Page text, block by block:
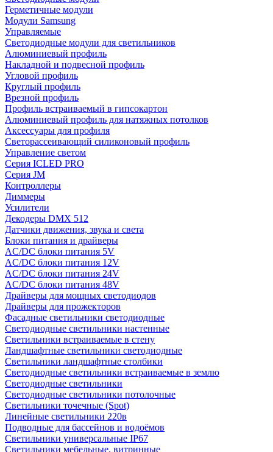
Герметичные модули
Модули Samsung
Управляемые
Светодиодные модули для светильников
Алюминиевый профиль
Накладной и подвесной профиль
Угловой профиль
Круглый профиль
Врезной профиль
Профиль встраиваемый в гипсокартон
Алюминиевый профиль для натяжных потолков
Аксессуары для профиля
Светорассеивающий силиконовый профиль
Управление светом
Серия ICLED PRO
Серия JM
Контроллеры
Диммеры
Усилители
Декодеры DMX 512
Датчики движения, звука и света
Блоки питания и драйверы
AC/DC блоки питания 5V
AC/DC блоки питания 12V
AC/DC блоки питания 24V
AC/DC блоки питания 48V
Драйверы для мощных светодиодов
Драйверы для прожекторов
Фасадные светильники светодиодные
Светодиодные светильники настенные
Светильники встраиваемые в стену
Ландшафтные светильники светодиодные
Светильники ландшафтные столбики
Светодиодные светильники встраиваемые в землю
Светодиодные светильники
Светодиодные светильники потолочные
Светильники точечные (Spot)
Линейные светильники 220в
Подводные для бассейнов и водоёмов
Светильники универсальные IP67
Светильники мебельные, витринные